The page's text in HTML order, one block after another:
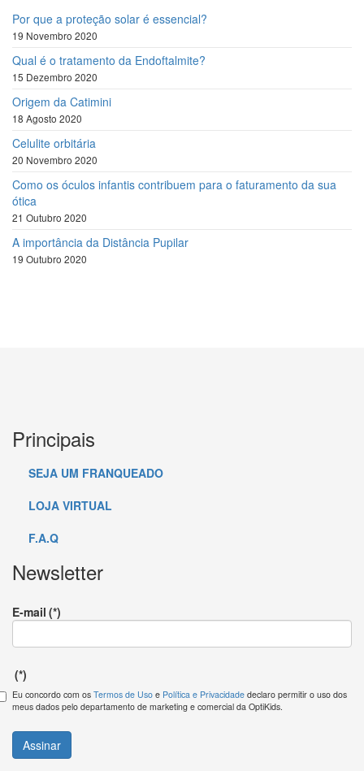
Por que a proteção solar é essencial?
19 Novembro 2020
Qual é o tratamento da Endoftalmite?
15 Dezembro 2020
Origem da Catimini
18 Agosto 2020
Celulite orbitária
20 Novembro 2020
Como os óculos infantis contribuem para o faturamento da sua
ótica
21 Outubro 2020
A importância da Distância Pupilar
19 Outubro 2020
Principais
SEJA UM FRANQUEADO
LOJA VIRTUAL
F.A.Q
Newsletter
E-mail (*)
(*)
Eu concordo com os Termos de Uso e Política e Privacidade declaro permitir o uso dos
meus dados pelo departamento de marketing e comercial da OptiKids.
Assinar